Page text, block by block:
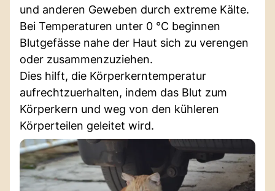
und anderen Geweben durch extreme Kälte.
Bei Temperaturen unter 0 °C beginnen
Blutgefässe nahe der Haut sich zu verengen
oder zusammenzuziehen.
Dies hilft, die Körperkerntemperatur
aufrechtzuerhalten, indem das Blut zum
Körperkern und weg von den kühleren
Körperteilen geleitet wird.